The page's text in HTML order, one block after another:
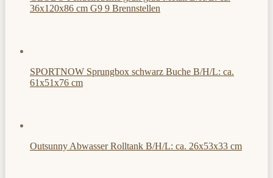
36x120x86 cm G9 9 Brennstellen
SPORTNOW Sprungbox schwarz Buche B/H/L: ca.
61x51x76 cm
Outsunny Abwasser Rolltank B/H/L: ca. 26x53x33 cm